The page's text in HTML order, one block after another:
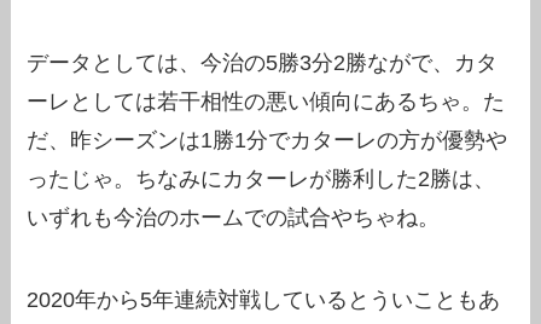
データとしては、今治の5勝3分2勝ながで、カタ
ーレとしては若干相性の悪い傾向にあるちゃ。た
だ、昨シーズンは1勝1分でカターレの方が優勢や
ったじゃ。ちなみにカターレが勝利した2勝は、
いずれも今治のホームでの試合やちゃね。
2020年から5年連続対戦しているとういこともあ